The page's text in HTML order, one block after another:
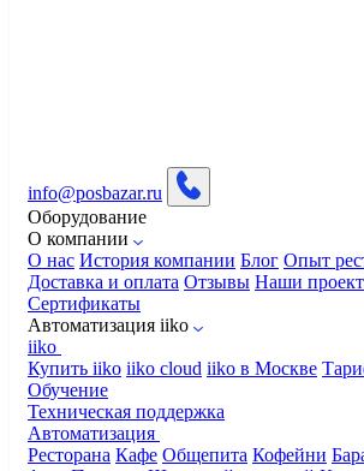
info@posbazar.ru
Оборудование
О компании
О нас История компании Блог Опыт
Доставка и оплата Отзывы Наши
Сертификаты
Автоматизация iiko
iiko
Купить iiko iiko cloud iiko в Москве
Обучение
Техническая поддержка
Автоматизация
Ресторана Кафе Общепита Кофейни